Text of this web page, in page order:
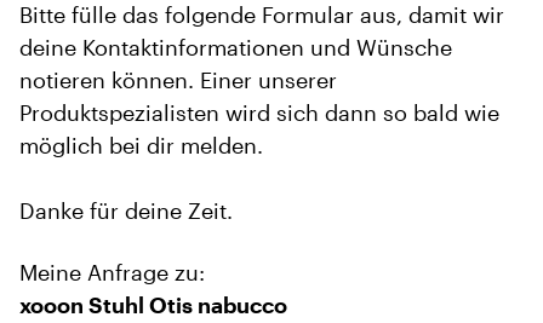
Bitte fülle das folgende Formular aus, damit wir
deine Kontaktinformationen und Wünsche
notieren können. Einer unserer
Produktspezialisten wird sich dann so bald wie
möglich bei dir melden.
Danke für deine Zeit.
Meine Anfrage zu:
xooon Stuhl Otis nabucco